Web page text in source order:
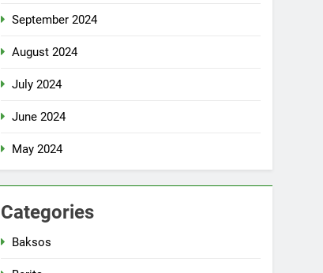
September 2024
August 2024
July 2024
June 2024
May 2024
Categories
Baksos